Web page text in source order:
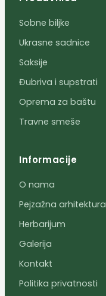
Sobne biljke
Ukrasne sadnice
Saksije
Đubriva i supstrati
Oprema za baštu
Travne smeše
Informacije
O nama
Pejzažna arhitektura
Herbarijum
Galerija
Kontakt
Politika privatnosti